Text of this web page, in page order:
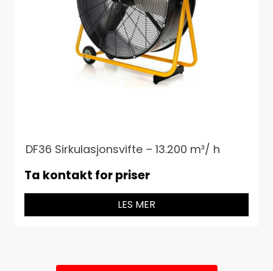
DF36 Sirkulasjonsvifte – 13.200 m³/ h
Ta kontakt for priser
LES MER